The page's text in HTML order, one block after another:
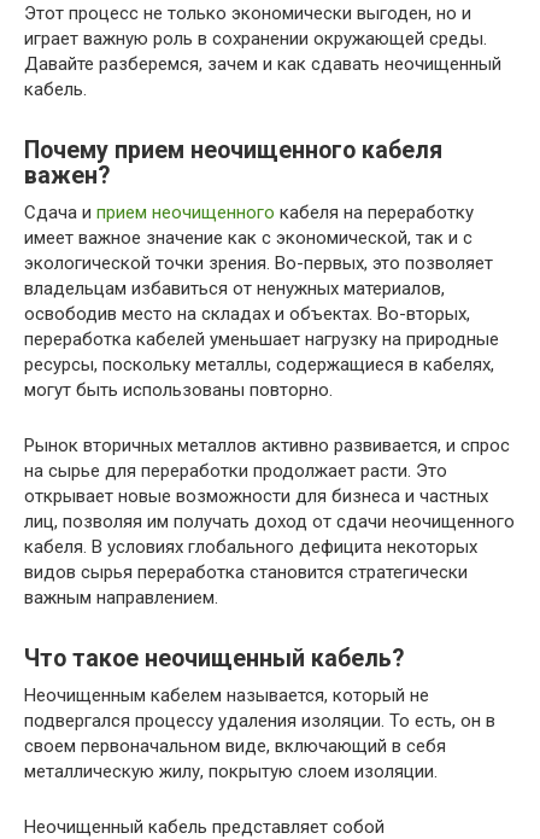
Этот процесс не только экономически выгоден, но и
играет важную роль в сохранении окружающей среды.
Давайте разберемся, зачем и как сдавать неочищенный
кабель.
Почему прием неочищенного кабеля
важен?
Сдача и прием неочищенного кабеля на переработку
имеет важное значение как с экономической, так и с
экологической точки зрения. Во-первых, это позволяет
владельцам избавиться от ненужных материалов,
освободив место на складах и объектах. Во-вторых,
переработка кабелей уменьшает нагрузку на природные
ресурсы, поскольку металлы, содержащиеся в кабелях,
могут быть использованы повторно.
Рынок вторичных металлов активно развивается, и спрос
на сырье для переработки продолжает расти. Это
открывает новые возможности для бизнеса и частных
лиц, позволяя им получать доход от сдачи неочищенного
кабеля. В условиях глобального дефицита некоторых
видов сырья переработка становится стратегически
важным направлением.
Что такое неочищенный кабель?
Неочищенным кабелем называется, который не
подвергался процессу удаления изоляции. То есть, он в
своем первоначальном виде, включающий в себя
металлическую жилу, покрытую слоем изоляции.
Неочищенный кабель представляет собой